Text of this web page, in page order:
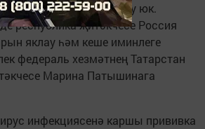
бернинди йомшарту юк.
республика җитәкчесе Россия
яклау һәм кеше иминлеге
федераль хезмәтнең Татарстан
Марина Патышинага
инфекциясенә каршы прививка